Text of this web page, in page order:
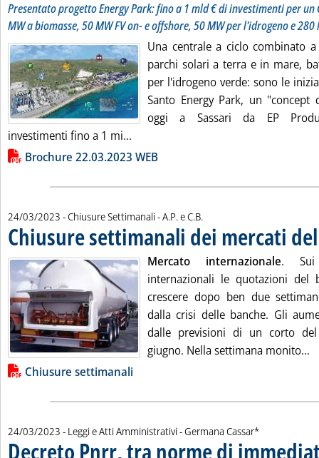
Presentato progetto Energy Park: fino a 1 mld € di investimenti per un
MW a biomasse, 50 MW FV on- e offshore, 50 MW per l'idrogeno e
Una centrale a ciclo combinato
parchi solari a terra e in mare,
per l'idrogeno verde: sono le
Santo Energy Park, un
oggi a Sassari da EP
investimenti fino a 1 mi...
Lista allegati PDF alla notizia
Brochure 22.03.2023 WEB
24/03/2023 - Chiusure Settimanali -di:
A.P. e C.B.
Chiusure settimanali dei mercati
Mercato internazionale. Sui
internazionali le quotazioni del
crescere dopo ben due
dalla crisi delle banche. Gli
dalle previsioni di un corto
giugno. Nella settimana monito...
Lista allegati PDF alla notizia
Chiusure settimanali
24/03/2023 - Leggi e Atti Amministrativi -di:
Germana Cassar*
Decreto Pnrr, tra norme di